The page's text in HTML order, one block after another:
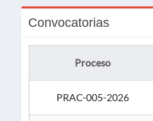
Convocatorias
Proceso
PRAC-005-2026